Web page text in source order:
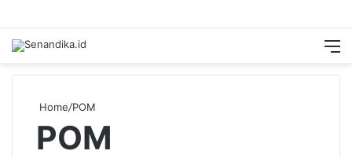
Search
Home/POM
POM